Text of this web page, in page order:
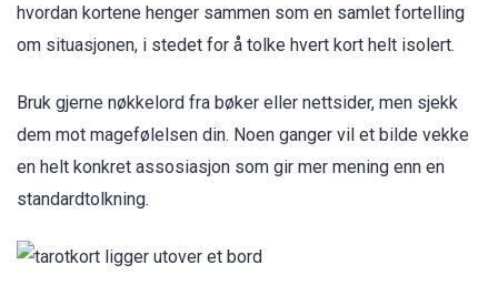
hvordan kortene henger sammen som en samlet fortelling
om situasjonen, i stedet for å tolke hvert kort helt isolert.
Bruk gjerne nøkkelord fra bøker eller nettsider, men sjekk
dem mot magefølelsen din. Noen ganger vil et bilde vekke
en helt konkret assosiasjon som gir mer mening enn en
standardtolkning.